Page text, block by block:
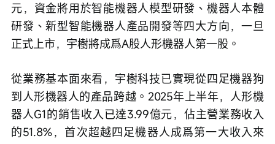
元，資金將用於智能機器人模型研發、機器人本體
研發、新型智能機器人產品開發等四大方向，一旦
正式上市，宇樹將成爲A股人形機器人第一股。
從業務基本面來看，宇樹科技已實現從四足機器狗
到人形機器人的產品跨越。2025年上半年，人形機
器人G1的銷售收入已達3.99億元，佔主營業務收入
的51.8%，首次超越四足機器人成爲第一大收入來